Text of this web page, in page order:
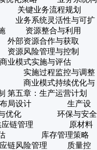
业务流程规划
系统灵活性与可扩
资源整合与利用
源合作与获取
险管理与控制
式实施与评估
施过程监控与调整
业模式持续优化与
章：生产运营计划
局设计 生产设
优化 环保与安全
链管理 原材料
估 库存管理策略
险管理 质量控